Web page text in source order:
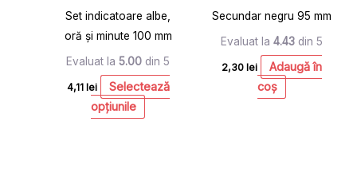
Set indicatoare albe,
oră și minute 100 mm
Evaluat la5.00 din 5
4,11 lei
Selectează
opțiunile
fi
alese
în
pagina
produsului.
Secundar negru 95 mm
Evaluat la 4.43din 5
2,30 lei
Adaugă în
coș